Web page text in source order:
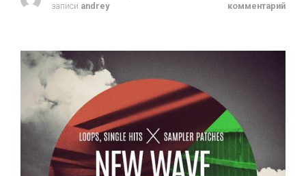
записи andrey
комментарий